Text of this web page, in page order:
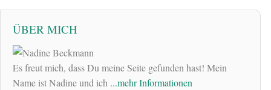
ÜBER MICH
Es freut mich, dass Du meine Seite gefunden hast! Mein
Name ist Nadine und ich ...mehr Informationen